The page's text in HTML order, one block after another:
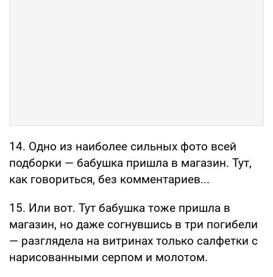
14. Одно из наиболее сильных фото всей
подборки — бабушка пришла в магазин. Тут,
как говориться, без комментариев...
15. Или вот. Тут бабушка тоже пришла в
магазин, но даже согнувшись в три погибели
— разглядела на витринах только салфетки с
нарисованными серпом и молотом.